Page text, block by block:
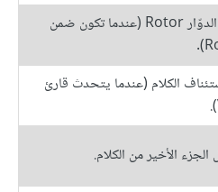
الخروج من الدوّار Rotor (عندما تكون ضمن
الكلام (عندما يتحدث قارئ
الأخير من الكلام.